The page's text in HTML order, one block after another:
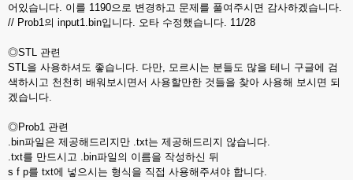
어있습니다. 이를 1190으로 변경하고 문제를 풀여주시면 감사하겠습니다.
// Prob1의 input1.bin입니다. 오타 수정했습니다. 11/28
◎STL 관련
STL을 사용하셔도 좋습니다. 다만, 모르시는 분들도 많을 테니 구글에 검
색하시고 천천히 배워보시면서 사용할만한 것들을 찾아 사용해 보시면 되
겠습니다.
◎Prob1 관련
.bin파일은 제공해드리지만 .txt는 제공해드리지 않습니다.
.txt를 만드시고 .bin파일의 이름을 작성하신 뒤
s f p를 txt에 넣으시는 형식을 직접 사용해주셔야 합니다.